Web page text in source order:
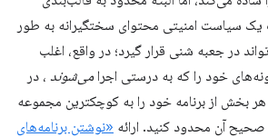
سیاست امنیتی محتوای سختگیرانه به طور
در جعبه شنی قرار گیرد؛ در واقع، اغلب
خود را که به درستی اجرا می‌شوند ، در
بخش از برنامه خود را به کوچکترین مجموعه
صحیح آن محدود کنید. ارائه «نوشتن برنامه‌های